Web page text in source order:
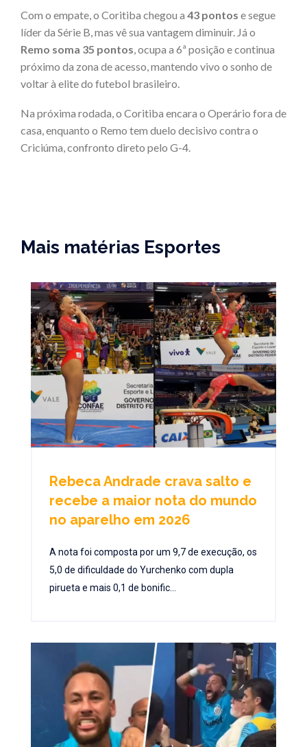
Com o empate, o Coritiba chegou a 43 pontos e segue
líder da Série B, mas vê sua vantagem diminuir. Já o
Remo soma 35 pontos , ocupa a 6ª posição e continua
próximo da zona de acesso, mantendo vivo o sonho de
voltar à elite do futebol brasileiro.
Na próxima rodada, o Coritiba encara o Operário fora de
casa, enquanto o Remo tem duelo decisivo contra o
Criciúma, confronto direto pelo G-4.
Mais matérias Esportes
Rebeca Andrade crava salto e
recebe a maior nota do mundo
no aparelho em 2026
A nota foi composta por um 9,7 de execução, os
5,0 de dificuldade do Yurchenko com dupla
pirueta e mais 0,1 de bonific...